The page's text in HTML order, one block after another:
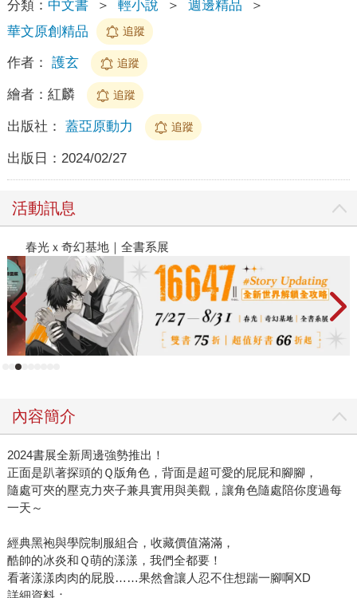
分類： 中文書 ＞ 輕小說 ＞ 週邊精品
＞
華文原創精品
追蹤
作者： 護玄 追蹤
繪者： 紅麟 追蹤
出版社： 蓋亞原動力 追蹤
出版日： 2024/02/27
活動訊息
春光ｘ奇幻基地｜全書系展
內容簡介
2024書展全新周邊強勢推出！
正面是趴著探頭的Ｑ版角色，背面是超可愛的屁屁和腳腳，
隨處可夾的壓克力夾子兼具實用與美觀，讓角色隨處陪你度過每
一天～
經典黑袍與學院制服組合，收藏價值滿滿，
酷帥的冰炎和Ｑ萌的漾漾，我們全都要！
看著漾漾肉肉的屁股……果然會讓人忍不住想踹一腳啊XD
詳細資料：